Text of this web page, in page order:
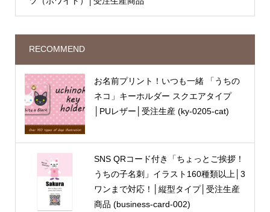
RECOMMEND
お名前プリント！いつも一緒 「うちの
ネコ」キーホルダー スクエアタイプ
│PUレザー│受注生産 (ky-0205-cat)
SNS QRコード付き「ちょっとご挨拶！
うちの子名刺」イラスト160種類以上│3
ワンまで対応！│縦型タイプ│受注生産
商品 (business-card-002)